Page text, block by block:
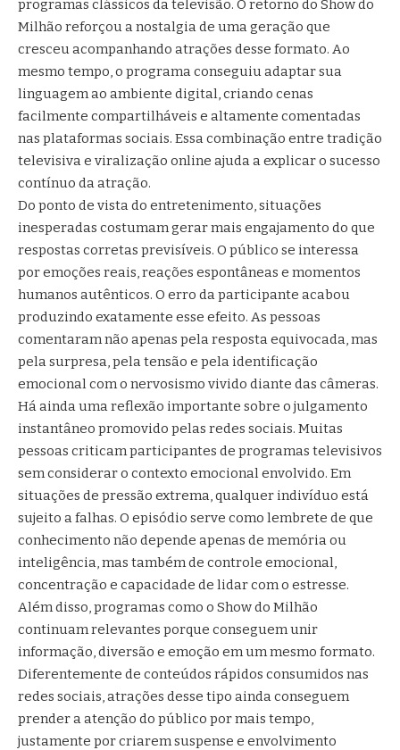
programas clássicos da televisão. O retorno do Show do
Milhão reforçou a nostalgia de uma geração que
cresceu acompanhando atrações desse formato. Ao
mesmo tempo, o programa conseguiu adaptar sua
linguagem ao ambiente digital, criando cenas
facilmente compartilháveis e altamente comentadas
nas plataformas sociais. Essa combinação entre tradição
televisiva e viralização online ajuda a explicar o sucesso
contínuo da atração.
Do ponto de vista do entretenimento, situações
inesperadas costumam gerar mais engajamento do que
respostas corretas previsíveis. O público se interessa
por emoções reais, reações espontâneas e momentos
humanos autênticos. O erro da participante acabou
produzindo exatamente esse efeito. As pessoas
comentaram não apenas pela resposta equivocada, mas
pela surpresa, pela tensão e pela identificação
emocional com o nervosismo vivido diante das câmeras.
Há ainda uma reflexão importante sobre o julgamento
instantâneo promovido pelas redes sociais. Muitas
pessoas criticam participantes de programas televisivos
sem considerar o contexto emocional envolvido. Em
situações de pressão extrema, qualquer indivíduo está
sujeito a falhas. O episódio serve como lembrete de que
conhecimento não depende apenas de memória ou
inteligência, mas também de controle emocional,
concentração e capacidade de lidar com o estresse.
Além disso, programas como o Show do Milhão
continuam relevantes porque conseguem unir
informação, diversão e emoção em um mesmo formato.
Diferentemente de conteúdos rápidos consumidos nas
redes sociais, atrações desse tipo ainda conseguem
prender a atenção do público por mais tempo,
justamente por criarem suspense e envolvimento